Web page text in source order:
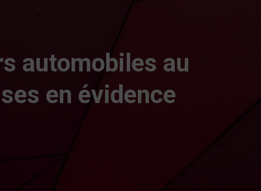
automobiles au
en évidence